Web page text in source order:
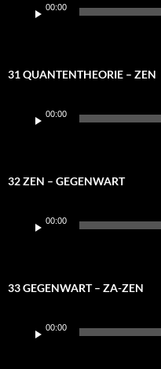
Player
00:00
31 QUANTENTHEORIE – ZEN
Player
00:00
32 ZEN – GEGENWART
Player
00:00
33 GEGENWART – ZA-ZEN
Player
00:00